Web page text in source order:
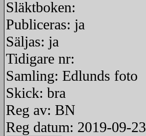
Släktboken:
Publiceras: ja
Säljas: ja
Tidigare nr:
Samling: Edlunds foto
Skick: bra
Reg av: BN
Reg datum: 2019-09-23